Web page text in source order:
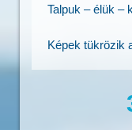
Talpuk – élük –
Képek tükrözik